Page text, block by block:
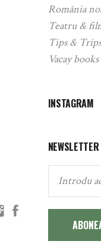
România
Teatru &
Tips & Trips
Vacay books
INSTAGRAM
NEWSLETTER